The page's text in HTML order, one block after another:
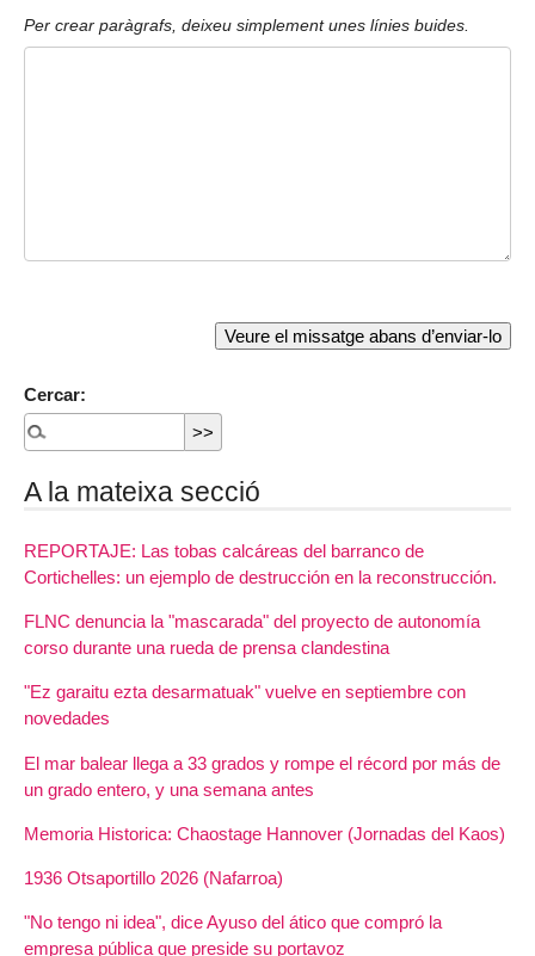
Per crear paràgrafs, deixeu simplement unes línies buides.
Cercar:
A la mateixa secció
REPORTAJE: Las tobas calcáreas del barranco de
Cortichelles: un ejemplo de destrucción en la reconstrucción.
FLNC denuncia la "mascarada" del proyecto de autonomía
corso durante una rueda de prensa clandestina
"Ez garaitu ezta desarmatuak" vuelve en septiembre con
novedades
El mar balear llega a 33 grados y rompe el récord por más de
un grado entero, y una semana antes
Memoria Historica: Chaostage Hannover (Jornadas del Kaos)
1936 Otsaportillo 2026 (Nafarroa)
"No tengo ni idea", dice Ayuso del ático que compró la
empresa pública que preside su portavoz